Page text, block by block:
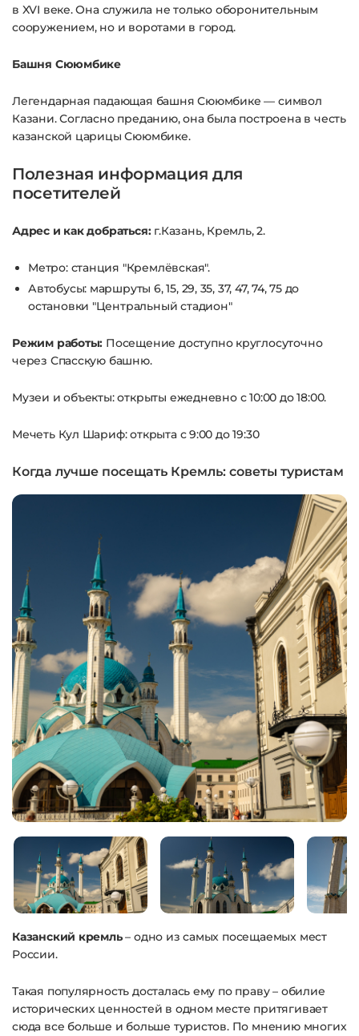
в XVI веке. Она служила не только оборонительным
сооружением, но и воротами в город.
Башня Сююмбике
Легендарная падающая башня Сююмбике — символ
Казани. Согласно преданию, она была построена в честь
казанской царицы Сююмбике.
Полезная информация для
посетителей
Адрес и как добраться:г.Казань, Кремль, 2.
Метро: станция "Кремлёвская".
Автобусы: маршруты 6, 15, 29, 35, 37, 47, 74, 75 до
остановки "Центральный стадион"
Режим работы: Посещение доступно круглосуточно
через Спасскую башню.
Музеи и объекты: открыты ежедневно с 10:00 до 18:00.
Мечеть Кул Шариф: открыта с 9:00 до 19:30
Когда лучше посещать Кремль: советы туристам
Казанский кремль– одно из самых посещаемых мест
России.
Такая популярность досталась ему по праву – обилие
исторических ценностей в одном месте притягивает
сюда все больше и больше туристов. По мнению многих